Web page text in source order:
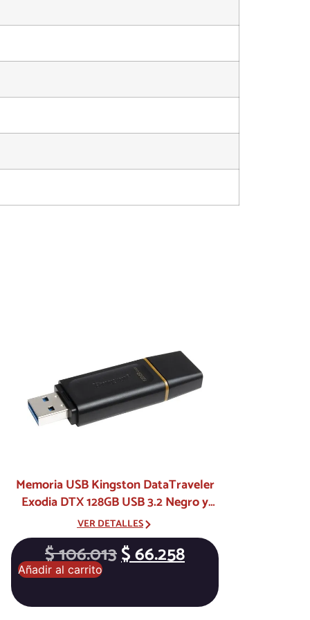
Memoria USB Kingston DataTraveler
Exodia DTX 128GB USB 3.2 Negro y
Amarillo
VER DETALLES
$106.013$66.258
Añadir al carrito